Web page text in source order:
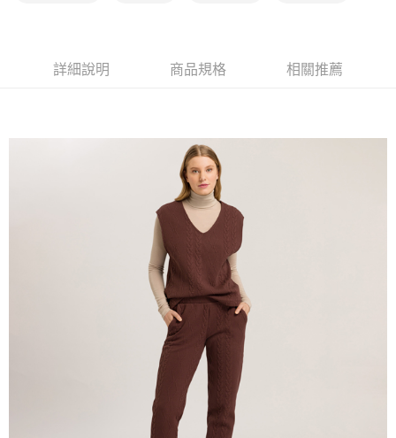
詳細說明 商品規格 相關推薦